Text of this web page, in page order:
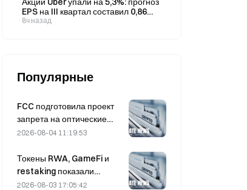
на него.
EPS на III квартал составил 0,86
доллара, что ниже ожиданий.
8ч назад
Популярные
FCC подготовила проект
запрета на оптические
модули для китайских
данных; Xinyuan может
потерять 27% своей доли
рынка
2026-08-04 11:19:53
Токены RWA, GameFi и
restaking показали
лучшие результаты на
2026-08-03 17:05:42